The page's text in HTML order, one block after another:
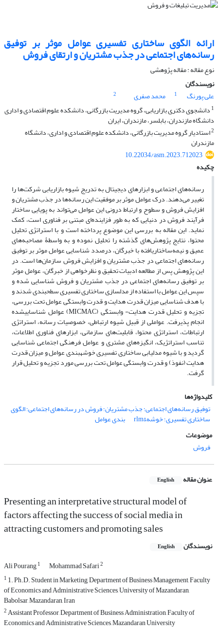
ارائه الگوی ساختاری تفسیری عوامل موثر بر توفیق
رسانه‌های اجتماعی در جذب مشتریان و ارتقای فروش
نوع مقاله : مقاله پژوهشی
نویسندگان
علی پورنگ
1 محمد صفری
2
1 دانشجوی دکتری بازاریابی، گروه مدیریت بازرگانی، دانشکده علوم اقتصادی و اداری
دانشگاه مازندران، بابلسر، مازندران، ایران
2استادیار گروه مدیریت بازرگانی، دانشکده علوم اقتصادی و اداری، دانشگاه
مازندران
10.22034/asm.2023.712023
چکیده
رسانه‌های اجتماعی و ابزارهای دیجیتال به تدریج شیوه بازاریابی شرکت‌ها را
تغییر می‌دهند. درک عوامل موثر بر موفقیت این رسانه‌ها در جذب مشتریان و
افزایش فروش و سطوح و ارتباط درونی این عوامل می‌تواند به پویایی ساختار
فرآیند فروش در دنیایی که به طور فزاینده‌ای مبتنی بر فناوری است، کمک
نماید. این مقاله به بررسی این موضوع پرداخته است و با استراتژی تحلیل
محتوا، نتایج پژوهش‌های گذشته را تحلیل نموده و به واسطۀ مصاحبه‌های
عمیق و نیمه‌ساختاریافته با خبرگان، درصدد شناسایی عوامل موثر بر توفیق
رسانه‌های اجتماعی در جذب مشتریان و افزایش فروش سازمان‌ها است. در
این پژوهش پس از مطالعه ادبیات تحقیق و نظرخواهی از خبرگان، عوامل موثر
بر توفیق رسانه‌های اجتماعی در جذب مشتریان و فروش شناسایی شده و
سپس این عوامل با استفاده از مدل‏سازی ساختاری تفسیری سطح‏بندی شدند و
با هدف شناسایی میزان قدرت هدایت و قدرت وابستگی عوامل تحت بررسی،
تجزیه و تحلیل قدرت هدایت- وابستگی (MICMAC) عوامل شناسایی‏شده
انجام پذیرفت. عواملی از قبیل شیوه ارتباطی، خصوصیات رسانه، استراتژی
ارتباطات، استراتژی محتوا، قابلیت‌های سازمانی، ابزارهای فناوری اطلاعات،
تناسب استراتژیک، انگیزه‌های مشتری و عوامل فرهنگی اجتماعی شناسایی
گردید و با شیوه مدلیابی ساختاری تفسیری خوشه‏بندی عوامل و میزان قدرت
هدایت (نفوذ) و قدرت وابستگی عوامل تحت بررسی مورد تجزیه و تحلیل قرار
گرفت.
کلیدواژه‌ها
توفیق رسانه‌های اجتماعی؛ جذب مشتریان؛ فروش در رسانه‌های اجتماعی؛ الگوی
ساختاری تفسیری؛ خوشه&rlm
بندی عوامل
موضوعات
فروش
عنوان مقاله English
Presenting an interpretative structural model of
factors affecting the success of social media in
attracting customers and promoting sales
نویسندگان English
Ali Pourang1 Mohammad Safari2
1 1. Ph.D. Student in Marketing, Department of Business Management, Faculty
of Economics and Administrative Sciences, University of Mazandaran,
Babolsar, Mazandaran, Iran
2Assistant Professor, Department of Business Administration, Faculty of
Economics and Administrative Sciences, Mazandaran University